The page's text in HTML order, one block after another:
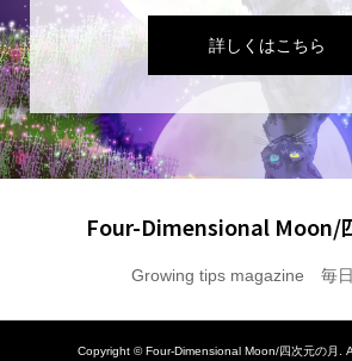
詳しくはこちら
Four-Dimensional Moon/
Growing tips magazine 毎日
Copyright ©Four-Dimensional Moon/四次元の月.